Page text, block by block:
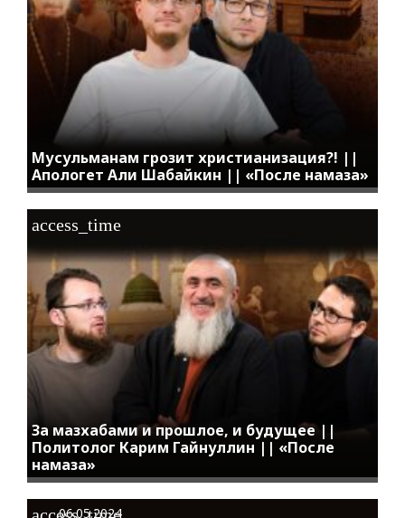
Мусульманам грозит христианизация?! ||
Апологет Али Шабайкин || «После намаза»
За мазхабами и прошлое, и будущее ||
Политолог Карим Гайнуллин || «После
намаза»
access_time
06.05.2024